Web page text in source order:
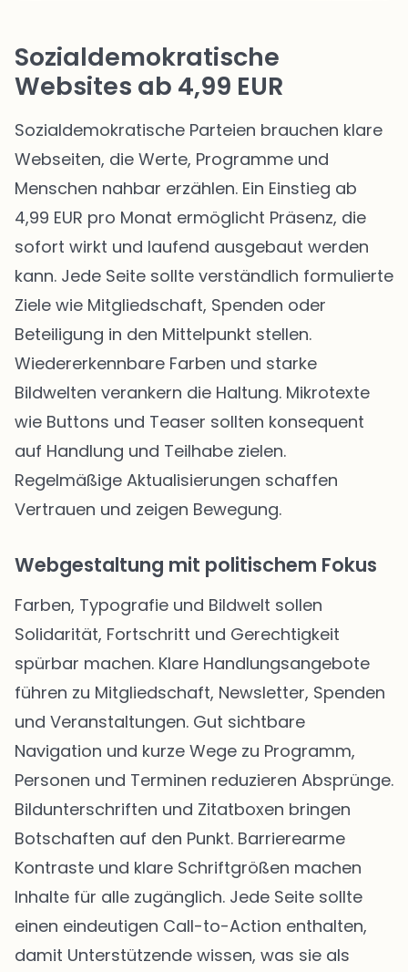
Sozialdemokratische
Websites ab 4,99 EUR
Sozialdemokratische Parteien brauchen klare
Webseiten, die Werte, Programme und
Menschen nahbar erzählen. Ein Einstieg ab
4,99 EUR pro Monat ermöglicht Präsenz, die
sofort wirkt und laufend ausgebaut werden
kann. Jede Seite sollte verständlich formulierte
Ziele wie Mitgliedschaft, Spenden oder
Beteiligung in den Mittelpunkt stellen.
Wiedererkennbare Farben und starke
Bildwelten verankern die Haltung. Mikrotexte
wie Buttons und Teaser sollten konsequent
auf Handlung und Teilhabe zielen.
Regelmäßige Aktualisierungen schaffen
Vertrauen und zeigen Bewegung.
Webgestaltung mit politischem Fokus
Farben, Typografie und Bildwelt sollen
Solidarität, Fortschritt und Gerechtigkeit
spürbar machen. Klare Handlungsangebote
führen zu Mitgliedschaft, Newsletter, Spenden
und Veranstaltungen. Gut sichtbare
Navigation und kurze Wege zu Programm,
Personen und Terminen reduzieren Absprünge.
Bildunterschriften und Zitatboxen bringen
Botschaften auf den Punkt. Barrierearme
Kontraste und klare Schriftgrößen machen
Inhalte für alle zugänglich. Jede Seite sollte
einen eindeutigen Call-to-Action enthalten,
damit Unterstützende wissen, was sie als